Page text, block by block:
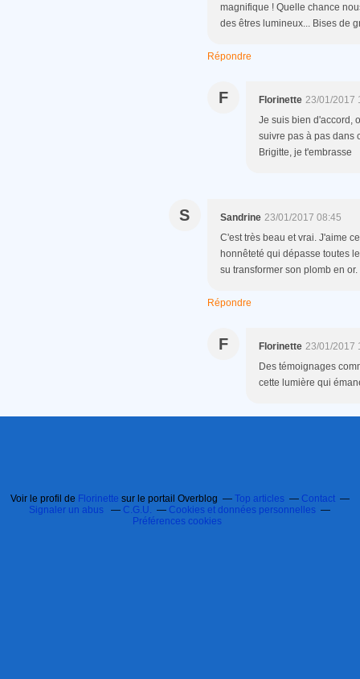
magnifique ! Quelle chance
des êtres lumineux... Bises de
Répondre
F Florinette 23/01/2017
Je suis bien d'accord,
suivre pas à pas dans
Brigitte, je t'embrasse
S Sandrine 23/01/2017 08:45
C'est très beau et vrai. J'aime
honnêteté qui dépasse toutes
su transformer son plomb en
Répondre
F Florinette 23/01/2017
Des témoignages
cette lumière qui
Voir le profil de Florinette sur le portail Overblog Top articles
Contact
Signaler un abus
C.G.U.
Cookies et données personnelles
Préférences cookies